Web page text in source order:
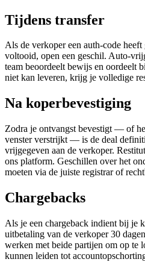
Tijdens transfer
Als de verkoper een auth-code
voltooid, open een geschil. Auto-
team beoordeelt bewijs en oordeelt
niet kan leveren, krijg je volledige
Na koperbevestiging
Zodra je ontvangst bevestigt — of
venster verstrijkt — is de deal
vrijgegeven aan de verkoper.
ons platform. Geschillen over het
moeten via de juiste registrar of
Chargebacks
Als je een chargeback indient bij je
uitbetaling van de verkoper 30
werken met beide partijen om op te
kunnen leiden tot